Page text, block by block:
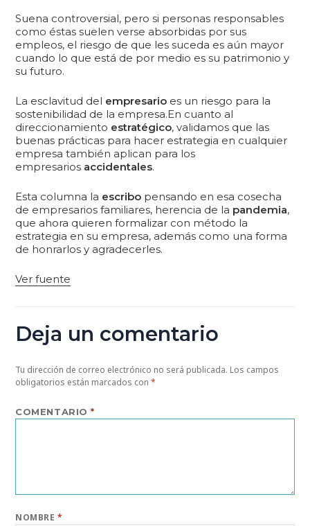
Suena controversial, pero si personas responsables
como éstas suelen verse absorbidas por sus
empleos, el riesgo de que les suceda es aún mayor
cuando lo que está de por medio es su patrimonio y
su futuro.
La esclavitud del empresario es un riesgo para la
sostenibilidad de la empresa.En cuanto al
direccionamiento estratégico, validamos que las
buenas prácticas para hacer estrategia en cualquier
empresa también aplican para los
empresarios accidentales.
Esta columna la escribo pensando en esa cosecha
de empresarios familiares, herencia de la pandemia,
que ahora quieren formalizar con método la
estrategia en su empresa, además como una forma
de honrarlos y agradecerles.
Ver fuente
Deja un comentario
Tu dirección de correo electrónico no será publicada. Los campos
obligatorios están marcados con*
COMENTARIO*
NOMBRE *